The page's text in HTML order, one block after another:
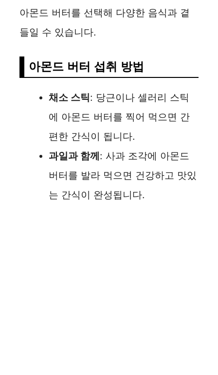
아몬드 버터를 선택해 다양한 음식과 곁
들일 수 있습니다.
아몬드 버터 섭취 방법
채소 스틱: 당근이나 셀러리 스틱
에 아몬드 버터를 찍어 먹으면 간
편한 간식이 됩니다.
과일과 함께: 사과 조각에 아몬드
버터를 발라 먹으면 건강하고 맛있
는 간식이 완성됩니다.